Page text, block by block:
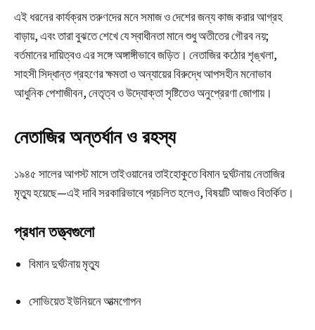
এই ধরনের কার্যক্রম তরুণদের মনে সমাজ ও দেশের জন্য কাজ করার আগ্রহ
বাড়ায়, এবং তারা বুঝতে শেখে যে স্বাধীনতা মানে শুধু অতীতের গৌরব নয়;
বর্তমানের দায়িত্বও এর সঙ্গে অঙ্গাঙ্গীভাবে জড়িত। নেতাজির কঠোর শৃঙ্খলা,
সাহসী সিদ্ধান্ত গ্রহণের ক্ষমতা ও অন্যায়ের বিরুদ্ধে আপসহীন মনোভাব
আধুনিক পেশাজীবন, নেতৃত্ব ও উদ্যোক্তা সৃষ্টিতেও অনুপ্রেরণা জোগায়।
নেতাজির অন্তর্ধান ও রহস্য
১৯৪৫ সালের আগস্ট মাসে তাইওয়ানের তাইহোকুতে বিমান দুর্ঘটনায় নেতাজির
মৃত্যু হয়েছে—এই দাবি সরকারিভাবে প্রচলিত হলেও, বিষয়টি আজও বিতর্কিত।
প্রধান তত্ত্বগুলো
বিমান দুর্ঘটনায় মৃত্যু
সোভিয়েত ইউনিয়নে আত্মগোপন